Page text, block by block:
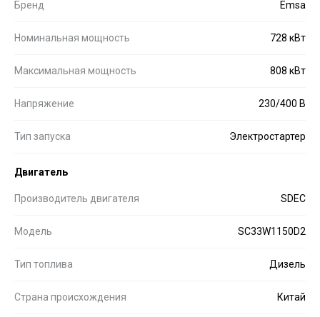
Бренд Emsa
Номинальная мощность 728 кВт
Максимальная мощность 808 кВт
Напряжение 230/400 В
Тип запуска Электростартер
Двигатель
Производитель двигателя SDEC
Модель SC33W1150D2
Тип топлива Дизель
Страна происхождения Китай